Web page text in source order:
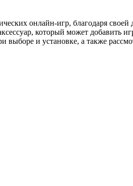
онлайн-игр, благодаря
который может добавить
выборе и установке, а также